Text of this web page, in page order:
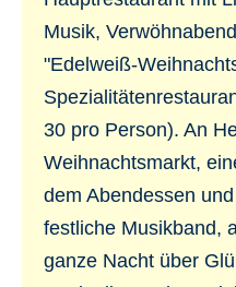
Musik,
"Edelweiß-
30 pro Person). An
Weihnachtsmarkt,
dem Abendessen
festliche Musikband,
ganze Nacht über